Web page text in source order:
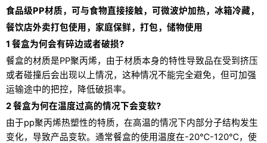
食品级PP材质，可与食物直接接触，可微波炉加热，冰箱冷藏，
餐饮店外卖打包使用，家庭保鲜，打包，储物使用
1 餐盒为何会有碎边或者破损?
餐盒的材质是PP聚丙烯，由于材质本身的特性导致品在受到挤压
或者碰撞后会出现以上情况，这种情况不能完全避免，但可加强
运输途中的把控，降低破损率。
2 餐盒为何在温度过高的情况下会变软?
由于pp聚丙烯热塑性的特质，在高温的情况下内部分子结构发生
变化，导致产品变软。通常餐盒的使用温度在-20℃-120℃，使